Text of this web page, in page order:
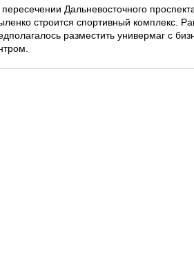
Дальневосточного
строится спортивный комплекс.
разместить универмаг с